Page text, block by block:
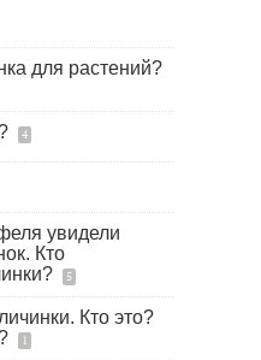
для растений?
4
увидели
Кто
5
Кто это?
1